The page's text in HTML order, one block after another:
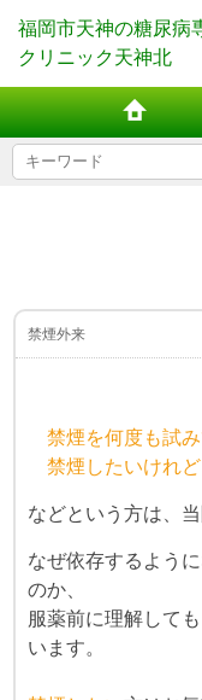
福岡市天神の糖尿病
クリニック天神北
禁煙外来
禁煙を何度も試
禁煙したいけれ
などという方は、
なぜ依存するよう
のか、
服薬前に理解して
います。